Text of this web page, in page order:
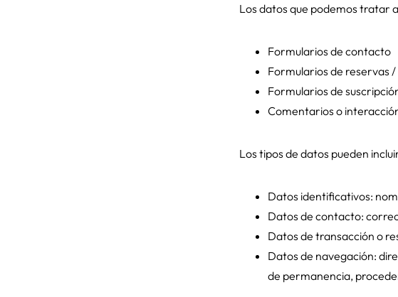
Los datos que podemos tratar
Formularios de contacto
Formularios de reservas
Formularios de
Comentarios o
Los tipos de datos pueden
Datos identificativos:
Datos de contacto:
Datos de transacción o
Datos de navegación:
de permanencia,